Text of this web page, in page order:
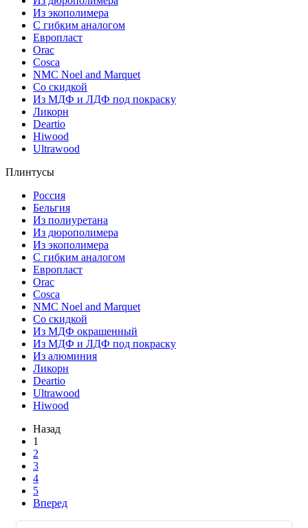
Из экополимера
С гибким аналогом
Европласт
Orac
Cosca
NMC Noel and Marquet
Со скидкой
Из МДФ и ЛДФ под покраску
Ликорн
Deartio
Hiwood
Ultrawood
Плинтусы
Россия
Бельгия
Из полиуретана
Из дюрополимера
Из экополимера
С гибким аналогом
Европласт
Orac
Cosca
NMC Noel and Marquet
Со скидкой
Из МДФ окрашенный
Из МДФ и ЛДФ под покраску
Из алюминия
Ликорн
Deartio
Ultrawood
Hiwood
Назад
1
2
3
4
5
Вперед